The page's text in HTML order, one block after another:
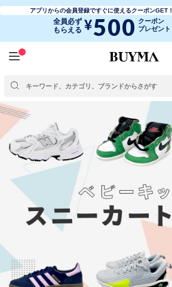
アプリからの会員登録ですぐに使えるクーポンGET！
全員必ず
もらえる ¥500 クーポン
プレゼント